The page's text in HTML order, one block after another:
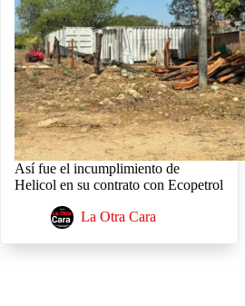
Así fue el incumplimiento de
Helicol en su contrato con Ecopetrol
La Otra Cara